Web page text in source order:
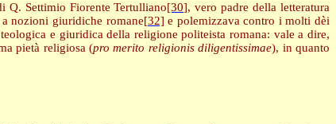
Q. Settimio Fiorente Tertulliano[30], vero padre della letteratura
nozioni giuridiche romane[32] e polemizzava contro i molti dèi
e giuridica della religione politeista romana: vale a dire,
pietà religiosa (pro merito religionis diligentissimae), in quanto